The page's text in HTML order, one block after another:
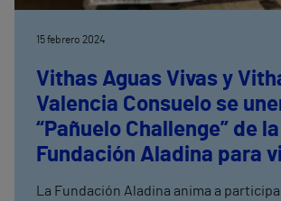
15 febrero 2024
Vithas Aguas Vivas y
Valencia Consuelo se
“Pañuelo Challenge” de la
Fundación Aladina para
el cáncer infantil
La Fundación Aladina anima a